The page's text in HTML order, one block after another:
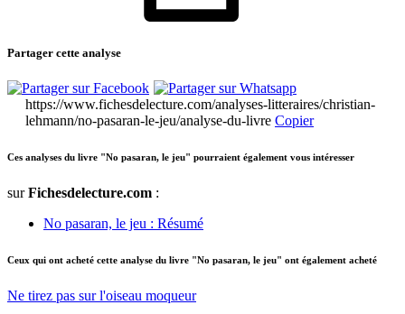
Partager cette analyse
https://www.fichesdelecture.com/analyses-litteraires/christian-
lehmann/no-pasaran-le-jeu/analyse-du-livre Copier
Ces analyses du livre "No pasaran, le jeu" pourraient également vous intéresser
surFichesdelecture.com :
No pasaran, le jeu : Résumé
Ceux qui ont acheté cette analyse du livre "No pasaran, le jeu" ont également acheté
Ne tirez pas sur l'oiseau moqueur